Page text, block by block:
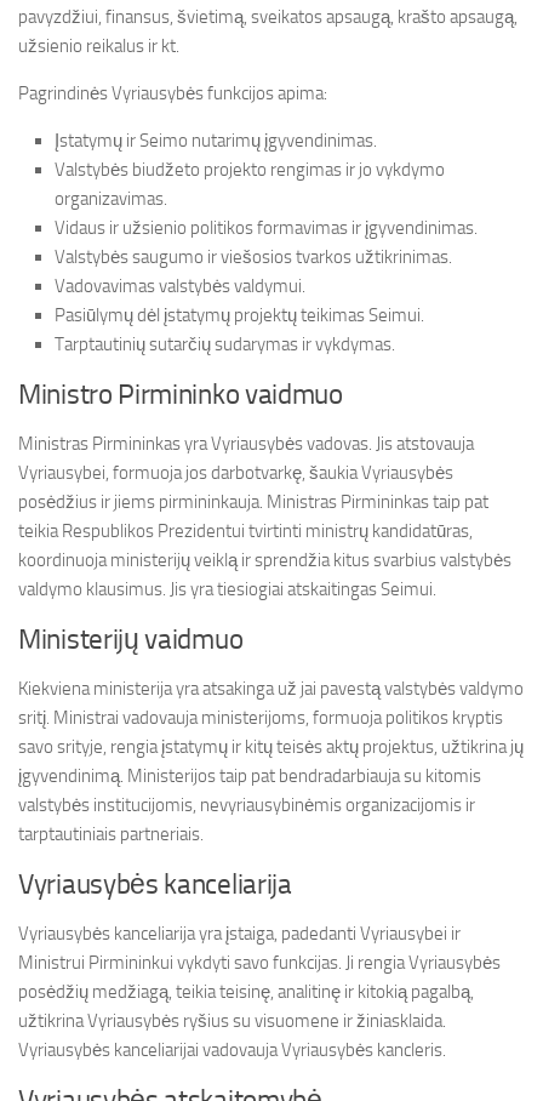
pavyzdžiui, finansus, švietimą, sveikatos apsaugą, krašto apsaugą,
užsienio reikalus ir kt.
Pagrindinės Vyriausybės funkcijos apima:
Įstatymų ir Seimo nutarimų įgyvendinimas.
Valstybės biudžeto projekto rengimas ir jo vykdymo
organizavimas.
Vidaus ir užsienio politikos formavimas ir įgyvendinimas.
Valstybės saugumo ir viešosios tvarkos užtikrinimas.
Vadovavimas valstybės valdymui.
Pasiūlymų dėl įstatymų projektų teikimas Seimui.
Tarptautinių sutarčių sudarymas ir vykdymas.
Ministro Pirmininko vaidmuo
Ministras Pirmininkas yra Vyriausybės vadovas. Jis atstovauja
Vyriausybei, formuoja jos darbotvarkę, šaukia Vyriausybės
posėdžius ir jiems pirmininkauja. Ministras Pirmininkas taip pat
teikia Respublikos Prezidentui tvirtinti ministrų kandidatūras,
koordinuoja ministerijų veiklą ir sprendžia kitus svarbius valstybės
valdymo klausimus. Jis yra tiesiogiai atskaitingas Seimui.
Ministerijų vaidmuo
Kiekviena ministerija yra atsakinga už jai pavestą valstybės valdymo
sritį. Ministrai vadovauja ministerijoms, formuoja politikos kryptis
savo srityje, rengia įstatymų ir kitų teisės aktų projektus, užtikrina jų
įgyvendinimą. Ministerijos taip pat bendradarbiauja su kitomis
valstybės institucijomis, nevyriausybinėmis organizacijomis ir
tarptautiniais partneriais.
Vyriausybės kanceliarija
Vyriausybės kanceliarija yra įstaiga, padedanti Vyriausybei ir
Ministrui Pirmininkui vykdyti savo funkcijas. Ji rengia Vyriausybės
posėdžių medžiagą, teikia teisinę, analitinę ir kitokią pagalbą,
užtikrina Vyriausybės ryšius su visuomene ir žiniasklaida.
Vyriausybės kanceliarijai vadovauja Vyriausybės kancleris.